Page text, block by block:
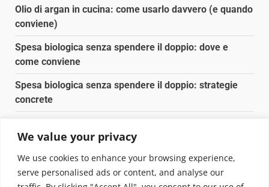
We value your privacy
We use cookies to enhance your browsing experience,
serve personalised ads or content, and analyse our
Olio di argan in cucina: come usarlo davvero (e quando
conviene)
Spesa biologica senza spendere il doppio: dove e
come conviene
Spesa biologica senza spendere il doppio: strategie
concrete
Pulizia naturale della casa: 3 ingredienti che
sostituiscono 10 prodotti chimici